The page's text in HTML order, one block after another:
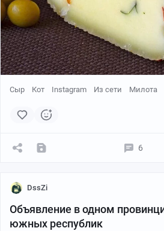
Сыр Кот Instagram Из сети Милота
6
DssZi
Объявление в одном
южных республик